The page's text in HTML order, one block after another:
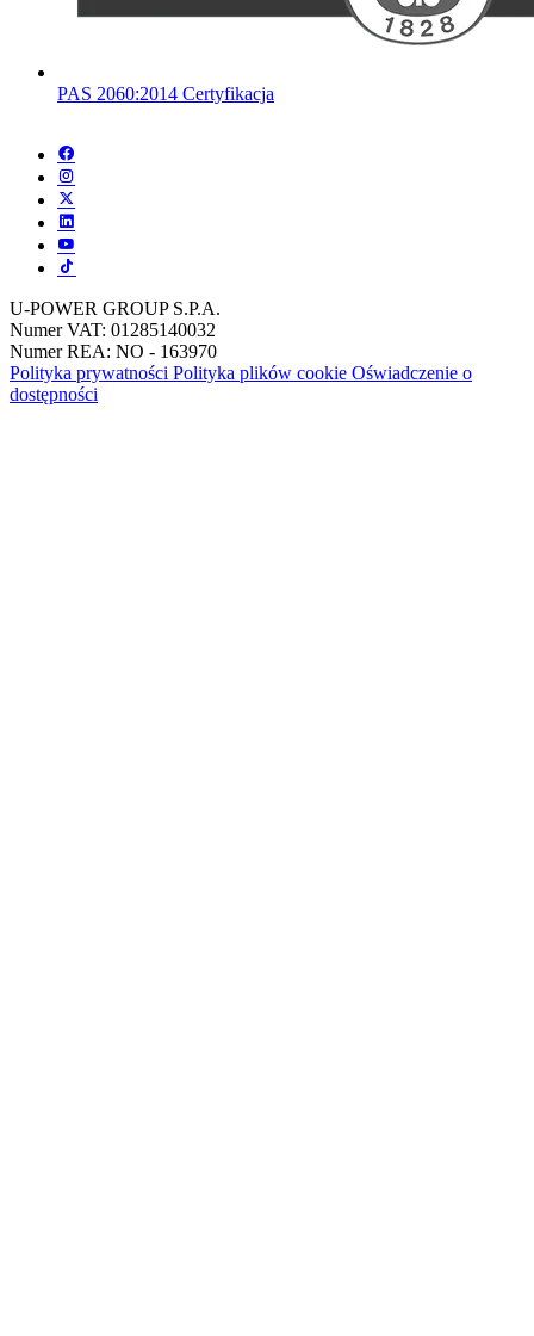
PAS 2060:2014 Certyfikacja
Polityka prywatności Polityka plików cookie Oświadczenie o
dostępności
U-POWER GROUP S.P.A.
Numer VAT: 01285140032
Numer REA: NO - 163970